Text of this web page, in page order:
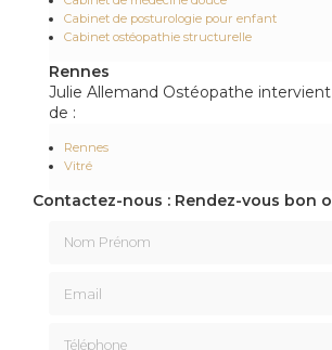
Cabinet de posturologie pour enfant
Cabinet ostéopathie structurelle
Rennes
Julie Allemand Ostéopathe
de :
Rennes
Vitré
Contactez-nous : Rendez-vous bon